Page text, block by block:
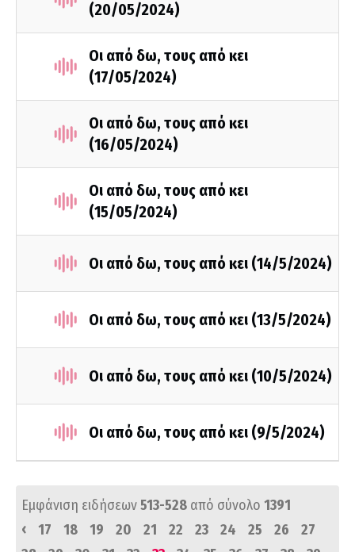
(20/05/2024)
Οι από δω, τους από κει
(17/05/2024)
Οι από δω, τους από κει
(16/05/2024)
Οι από δω, τους από κει
(15/05/2024)
Οι από δω, τους από κει (14/5/2024)
Οι από δω, τους από κει (13/5/2024)
Οι από δω, τους από κει (10/5/2024)
Οι από δω, τους από κει (9/5/2024)
Εμφάνιση ειδήσεων513-528 από σύνολο 1391
‹
17 18 19 20 21 22 23 24 25 26
27